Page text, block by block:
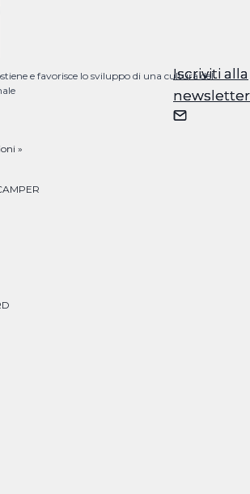
Iscriviti alla
newsletter
e favorisce lo sviluppo di una cultura del
»
Iscriviti alla
newsletter